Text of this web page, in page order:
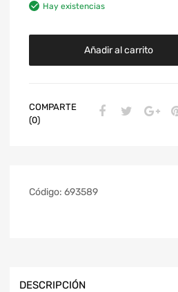
Hay existencias
Añadir al carrito
COMPARTE
(0)
Código: 693589
DESCRIPCIÓN